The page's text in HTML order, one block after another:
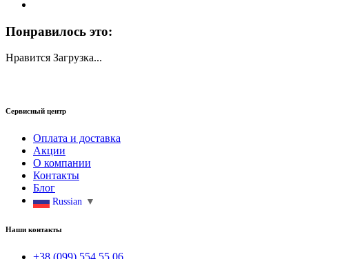
Понравилось это:
Нравится Загрузка...
Сервисный центр
Оплата и доставка
Акции
О компании
Контакты
Блог
Russian ▼
Наши контакты
+38 (099) 554 55 06